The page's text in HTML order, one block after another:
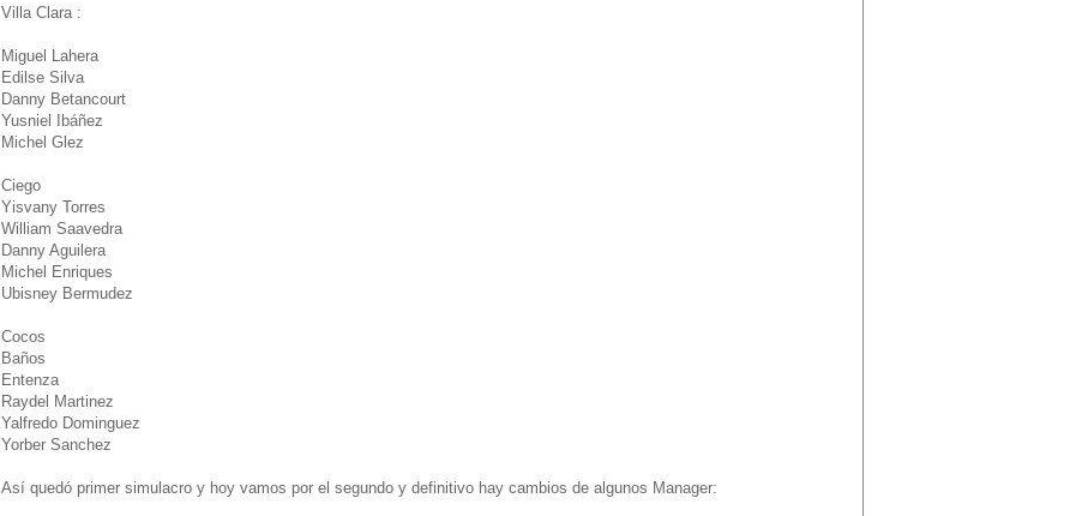
Villa Clara :
Miguel Lahera
Edilse Silva
Danny Betancourt
Yusniel Ibáñez
Michel Glez
Ciego
Yisvany Torres
William Saavedra
Danny Aguilera
Michel Enriques
Ubisney Bermudez
Cocos
Baños
Entenza
Raydel Martinez
Yalfredo Dominguez
Yorber Sanchez
Así quedó primer simulacro y hoy vamos por el segundo y definitivo hay cambios de algunos Manager: